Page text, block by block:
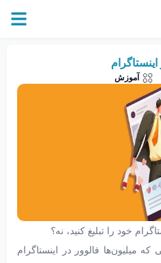
آموزش
خود را تبلیغ کنید، نه؟
که میلیون‌ها فالوور در اینستاگرام